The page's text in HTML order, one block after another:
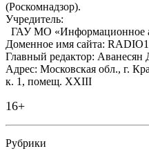
(Роскомнадзор).
Учредитель:
ГАУ МО «Информационное
Доменное имя сайта:
Главный редактор: Аванесян
Адрес: Московская обл., г.
к. 1, помещ. XXIII
16+
Рубрики